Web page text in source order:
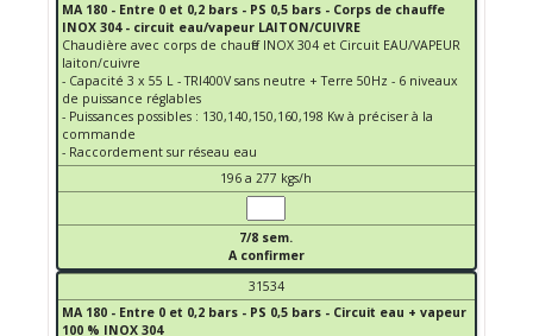
MA 180 - Entre 0 et 0,2 bars - PS 0,5 bars - Corps de chauffe
INOX 304 - circuit eau/vapeur LAITON/CUIVRE
Chaudière avec corps de chauffe INOX 304 et Circuit EAU/VAPEUR
laiton/cuivre
- Capacité 3 x 55 L - TRI400V sans neutre + Terre 50Hz - 6 niveaux
de puissance réglables
- Puissances possibles : 130,140,150,160,198 Kw à préciser à la
commande
- Raccordement sur réseau eau
196 a 277 kgs/h
7/8 sem.
A confirmer
31534
MA 180 - Entre 0 et 0,2 bars - PS 0,5 bars - Circuit eau + vapeur
100 % INOX 304